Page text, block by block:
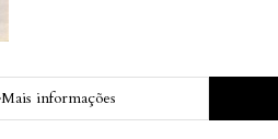
Mais informações